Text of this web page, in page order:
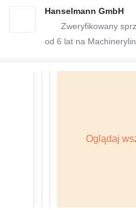
Hanselmann GmbH
od 6 lat na